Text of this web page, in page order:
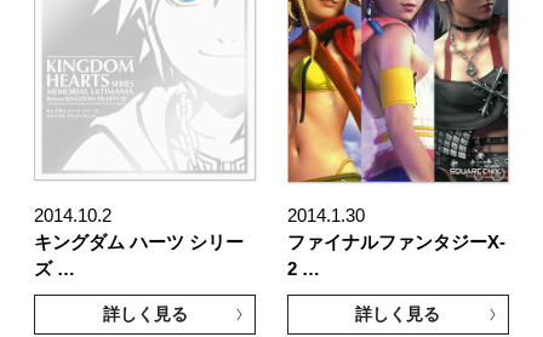
2014.10.2
キングダム ハーツ シリー
ズ …
詳しく見る
2014.1.30
ファイナルファンタジーX-
2 …
詳しく見る